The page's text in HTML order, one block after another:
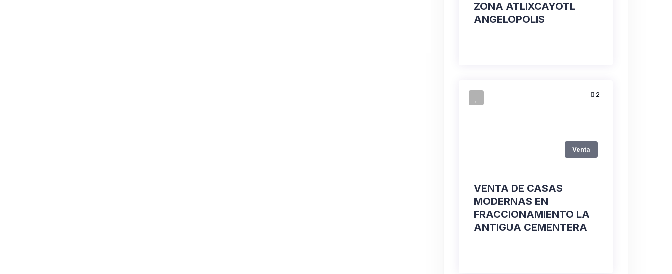
ZONA ATLIXCAYOTL
ANGELOPOLIS
2
Venta
VENTA DE CASAS
MODERNAS EN
FRACCIONAMIENTO LA
ANTIGUA CEMENTERA